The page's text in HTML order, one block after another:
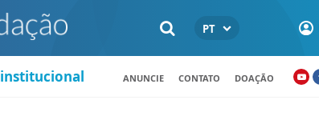
PT
institucional ANUNCIE CONTATO DOAÇÃO